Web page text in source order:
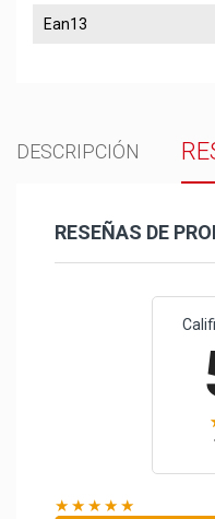
Ean13
DESCRIPCIÓN
RESEÑAS DE
★★★★★